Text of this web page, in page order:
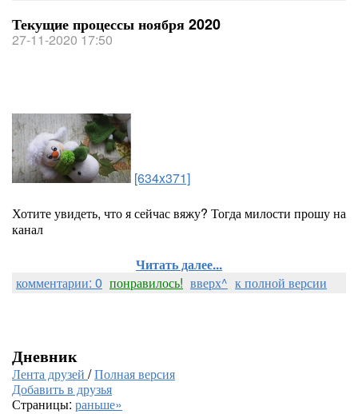
Текущие процессы ноября 2020
27-11-2020 17:50
[634x371]
Хотите увидеть, что я сейчас вяжу? Тогда милости прошу на
канал
Читать далее...
комментарии: 0 понравилось! вверх^ к полной версии
Дневник
Лента друзей /Полная версия
Добавить в друзья
Страницы: раньше»